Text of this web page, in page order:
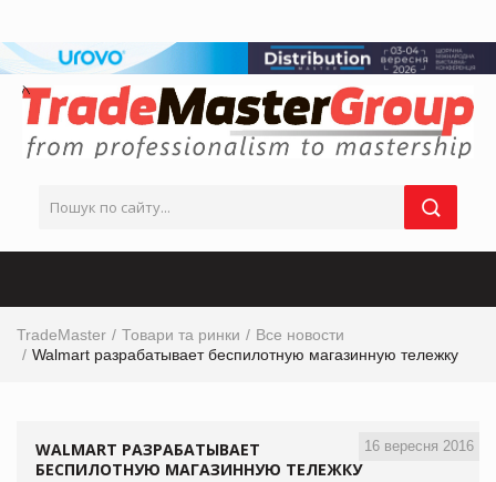
TradeMaster Товари та ринки
Все новости
Walmart разрабатывает беспилотную магазинную тележку
16 вересня 2016
WALMART РАЗРАБАТЫВАЕТ
БЕСПИЛОТНУЮ МАГАЗИННУЮ ТЕЛЕЖКУ